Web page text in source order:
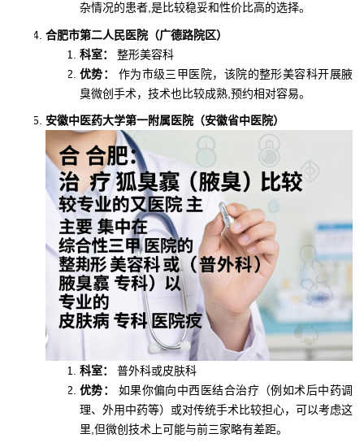
杂情况的患者,是比较稳妥和性价比高的选择。
合肥市第二人民医院（广德路院区）
科室：
整形美容科
优势：
作为市级三甲医院，该院的整形美容科开展腋
臭微创手术，技术也比较成熟,预约相对容易。
安徽中医药大学第一附属医院（安徽省中医院）
科室：
普外科或皮肤科
优势：
如果你偏向中西医结合治疗（例如术后中药调
理、外用中药等）或对传统手术比较担心，可以考虑这
里,但微创技术上可能与前三家略有差距。